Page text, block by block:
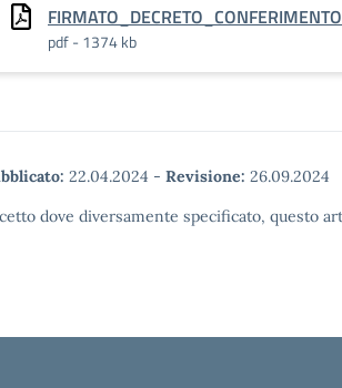
pdf - 1374 kb
22.04.2024 - Revisione: 26.09.2024
dove diversamente specificato, questo